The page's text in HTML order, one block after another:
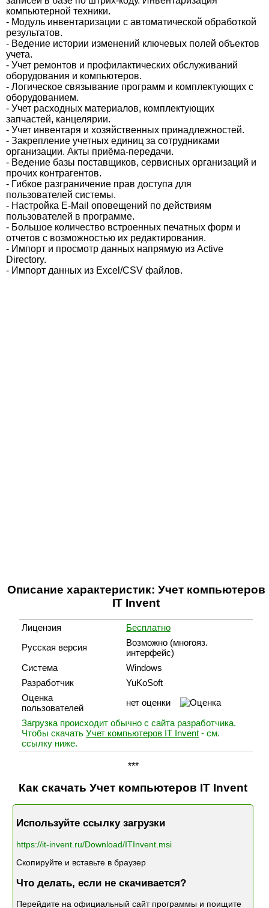
компьютерной техники.
- Модуль инвентаризации с автоматической обработкой
результатов.
- Ведение истории изменений ключевых полей объектов
учета.
- Учет ремонтов и профилактических обслуживаний
оборудования и компьютеров.
- Логическое связывание программ и комплектующих с
оборудованием.
- Учет расходных материалов, комплектующих
запчастей, канцелярии.
- Учет инвентаря и хозяйственных принадлежностей.
- Закрепление учетных единиц за сотрудниками
организации. Акты приёма-передачи.
- Ведение базы поставщиков, сервисных организаций и
прочих контрагентов.
- Гибкое разграничение прав доступа для
пользователей системы.
- Настройка E-Mail оповещений по действиям
пользователей в программе.
- Большое количество встроенных печатных форм и
отчетов с возможностью их редактирования.
- Импорт и просмотр данных напрямую из Active
Directory.
- Импорт данных из Excel/CSV файлов.
Описание характеристик: Учет компьютеров
IT Invent
Лицензия
Бесплатно
Русская версия
Возможно (многояз.
интерфейс)
Система
Windows
Разработчик
YuKoSoft
Оценка
пользователей
нет оценки
Загрузка происходит обычно с сайта разработчика.
Чтобы скачать Учет компьютеров IT Invent - см.
ссылку ниже.
***
Как скачать Учет компьютеров IT Invent
Используйте ссылку загрузки
https://it-invent.ru/Download/ITInvent.msi
Скопируйте и вставьте в браузер
Что делать, если не скачивается?
Перейдите на официальный сайт программы и поищите